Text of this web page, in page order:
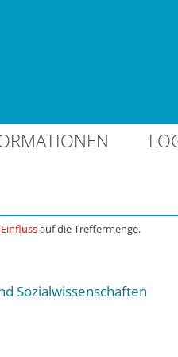
auf die Treffermenge.
Sozialwissenschaften